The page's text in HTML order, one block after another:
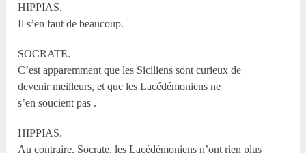
HIPPIAS.
Il s’en faut de beaucoup.
SOCRATE.
C’est apparemment que les Siciliens sont curieux de
devenir meilleurs, et que les Lacédémoniens ne
s’en soucient pas .
HIPPIAS.
Au contraire, Socrate, les Lacédémoniens n’ont rien plus